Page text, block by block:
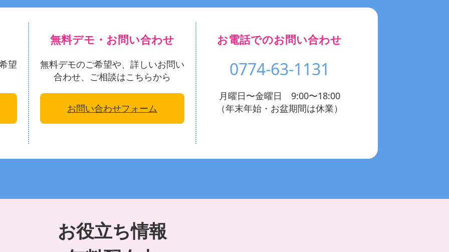
望
無料デモ・お問い合わせ
無料デモのご希望や、詳しいお問い
合わせ、ご相談はこちらから
お問い合わせフォーム
お電話でのお問い合わせ
0774-63-1131
月曜日〜金曜日 9:00〜18:00
（年末年始・お盆期間は休業）
お役立ち情報